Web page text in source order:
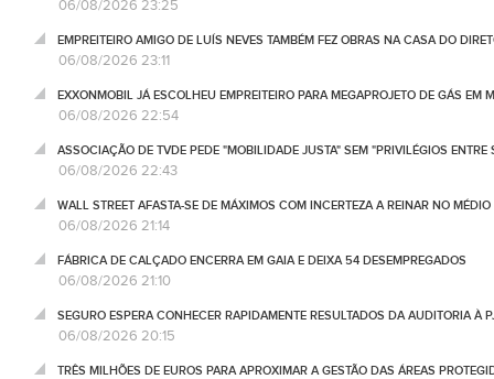
06/08/2026 23:25
EMPREITEIRO AMIGO DE LUÍS NEVES TAMBÉM FEZ OBRAS NA CASA DO
06/08/2026 23:11
EXXONMOBIL JÁ ESCOLHEU EMPREITEIRO PARA MEGAPROJETO DE GÁS EM
06/08/2026 22:54
ASSOCIAÇÃO DE TVDE PEDE "MOBILIDADE JUSTA" SEM "PRIVILÉGIOS ENTRE
06/08/2026 22:43
WALL STREET AFASTA-SE DE MÁXIMOS COM INCERTEZA A REINAR NO
06/08/2026 21:14
FÁBRICA DE CALÇADO ENCERRA EM GAIA E DEIXA 54 DESEMPREGADOS
06/08/2026 21:10
SEGURO ESPERA CONHECER RAPIDAMENTE RESULTADOS DA AUDITORIA À
06/08/2026 20:15
TRÊS MILHÕES DE EUROS PARA APROXIMAR A GESTÃO DAS ÁREAS